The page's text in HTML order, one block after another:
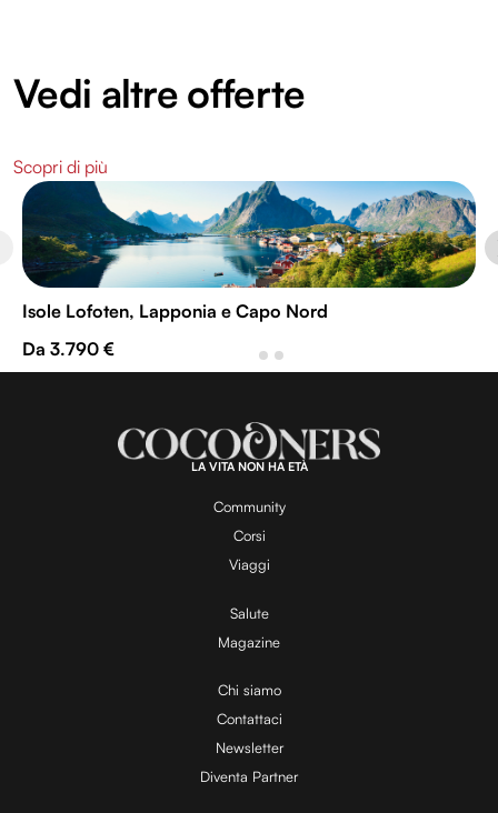
Vedi altre offerte
Scopri di più
Isole Lofoten, Lapponia e Capo Nord
Da 3.790 €
LA VITA NON HA ETÀ
Community
Corsi
Viaggi
Salute
Magazine
Chi siamo
Contattaci
Newsletter
Diventa Partner